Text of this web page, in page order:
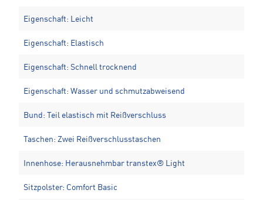
Eigenschaft: Leicht
Eigenschaft: Elastisch
Eigenschaft: Schnell trocknend
Eigenschaft: Wasser und schmutzabweisend
Bund: Teil elastisch mit Reißverschluss
Taschen: Zwei Reißverschlusstaschen
Innenhose: Herausnehmbar transtex® Light
Sitzpolster: Comfort Basic